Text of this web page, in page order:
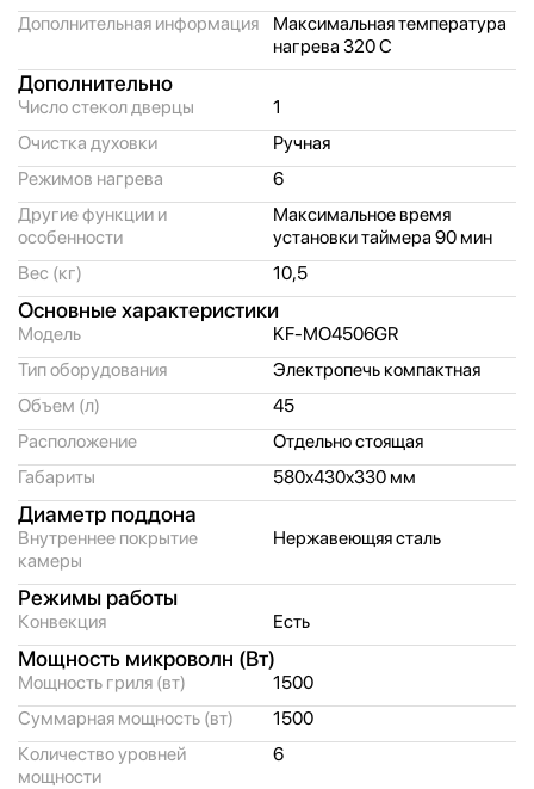
Дополнительная информация
Максимальная температура
нагрева 320 С
Дополнительно
Число стекол дверцы
1
Очистка духовки
Ручная
Режимов нагрева
6
Другие функции и
особенности
Максимальное время
установки таймера 90 мин
Вес (кг)
10,5
Основные характеристики
Модель
KF-MO4506GR
Тип оборудования
Электропечь компактная
Объем (л)
45
Расположение
Отдельно стоящая
Габариты
580x430x330 мм
Диаметр поддона
Внутреннее покрытие
камеры
Нержавеющяя сталь
Режимы работы
Конвекция Есть
Мощность микроволн (Вт)
Мощность гриля (вт)
1500
Суммарная мощность (вт)
1500
Количество уровней
мощности
6